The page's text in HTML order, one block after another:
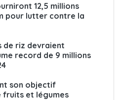
12,5 millions
pour lutter contre la
de riz devraient
record de 9 millions
son objectif
fruits et légumes